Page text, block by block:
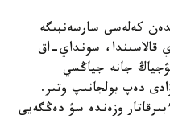
كەلەسى سارسەنبىگە
قالاسىندا، سونداي-اق
جانە جياڭسي
دەپ بولجانىپ وتىر.
وزەندە سۋ دەڭگەيى